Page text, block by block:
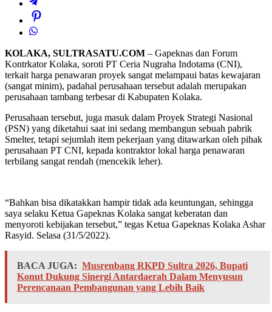
KOLAKA, SULTRASATU.COM – Gapeknas dan Forum
Kontrkator Kolaka, soroti PT Ceria Nugraha Indotama (CNI),
terkait harga penawaran proyek sangat melampaui batas kewajaran
(sangat minim), padahal perusahaan tersebut adalah merupakan
perusahaan tambang terbesar di Kabupaten Kolaka.
Perusahaan tersebut, juga masuk dalam Proyek Strategi Nasional
(PSN) yang diketahui saat ini sedang membangun sebuah pabrik
Smelter, tetapi sejumlah item pekerjaan yang ditawarkan oleh pihak
perusahaan PT CNI, kepada kontraktor lokal harga penawaran
terbilang sangat rendah (mencekik leher).
“Bahkan bisa dikatakkan hampir tidak ada keuntungan, sehingga
saya selaku Ketua Gapeknas Kolaka sangat keberatan dan
menyoroti kebijakan tersebut,” tegas Ketua Gapeknas Kolaka Ashar
Rasyid. Selasa (31/5/2022).
BACA JUGA: Musrenbang RKPD Sultra 2026, Bupati
Konut Dukung Sinergi Antardaerah Dalam Menyusun
Perencanaan Pembangunan yang Lebih Baik